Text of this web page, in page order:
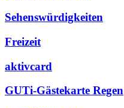
Sehenswürdigkeiten
Freizeit
aktivcard
GUTi-Gästekarte Regen